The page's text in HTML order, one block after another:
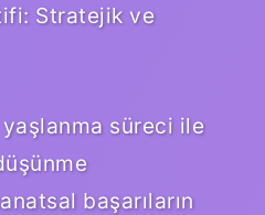
Stratejik ve
süreci ile
başarıların